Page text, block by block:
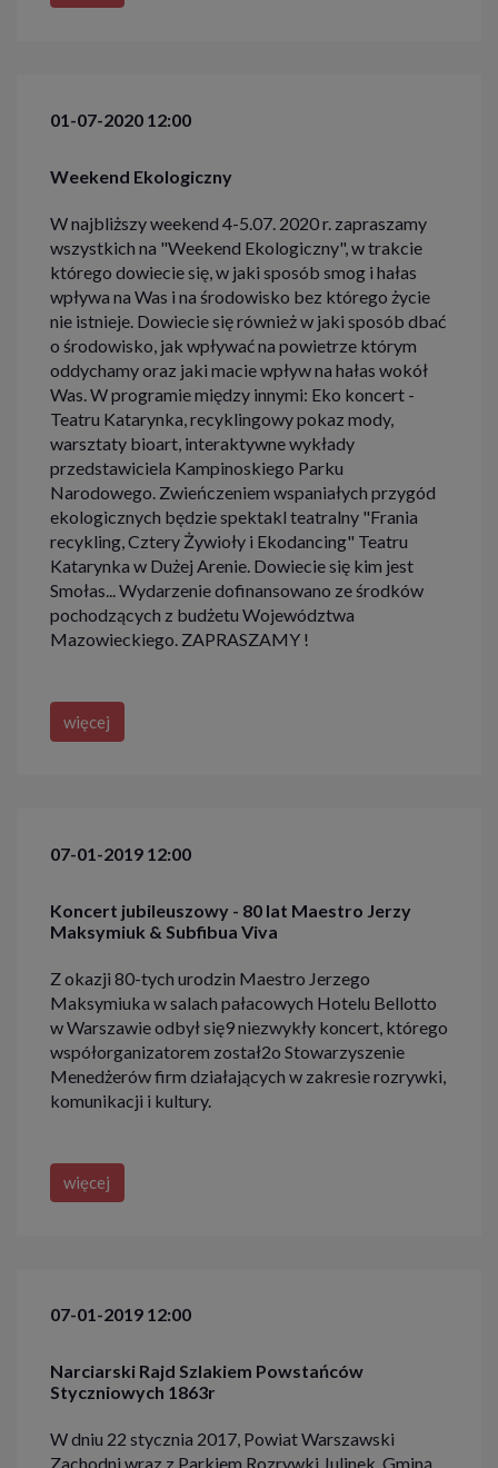
01-07-2020 12:00
Weekend Ekologiczny
W najbliższy weekend 4-5.07. 2020 r. zapraszamy
wszystkich na "Weekend Ekologiczny", w trakcie
którego dowiecie się, w jaki sposób smog i hałas
wpływa na Was i na środowisko bez którego życie
nie istnieje. Dowiecie się również w jaki sposób dbać
o środowisko, jak wpływać na powietrze którym
oddychamy oraz jaki macie wpływ na hałas wokół
Was. W programie między innymi: Eko koncert -
Teatru Katarynka, recyklingowy pokaz mody,
warsztaty bioart, interaktywne wykłady
przedstawiciela Kampinoskiego Parku
Narodowego. Zwieńczeniem wspaniałych przygód
ekologicznych będzie spektakl teatralny "Frania
recykling, Cztery Żywioły i Ekodancing" Teatru
Katarynka w Dużej Arenie. Dowiecie się kim jest
Smołas... Wydarzenie dofinansowano ze środków
pochodzących z budżetu Województwa
Mazowieckiego. ZAPRASZAMY !
więcej
07-01-2019 12:00
Koncert jubileuszowy - 80 lat Maestro Jerzy
Maksymiuk & Subfibua Viva
Z okazji 80-tych urodzin Maestro Jerzego
Maksymiuka w salach pałacowych Hotelu Bellotto
w Warszawie odbył się9 niezwykły koncert, którego
współorganizatorem został2o Stowarzyszenie
Menedżerów firm działających w zakresie rozrywki,
komunikacji i kultury.
więcej
07-01-2019 12:00
Narciarski Rajd Szlakiem Powstańców
Styczniowych 1863r
W dniu 22 stycznia 2017, Powiat Warszawski
Zachodni wraz z Parkiem Rozrywki Julinek, Gminą